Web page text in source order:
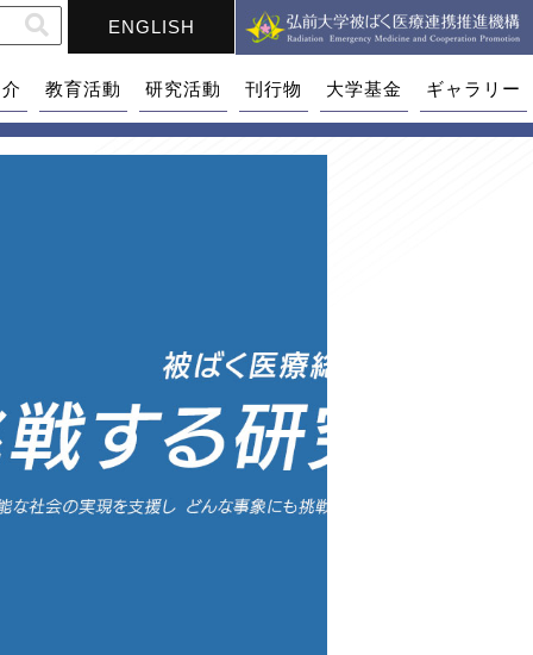
ENGLISH
教育活動 研究活動 刊行物 大学基金 ギャラリー